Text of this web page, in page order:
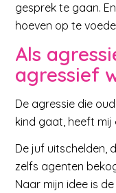
gesprek te gaan.
hoeven op te
Als
agressief
De agressie die
kind gaat, heeft
De juf uitschelden,
zelfs agenten
Naar mijn idee is